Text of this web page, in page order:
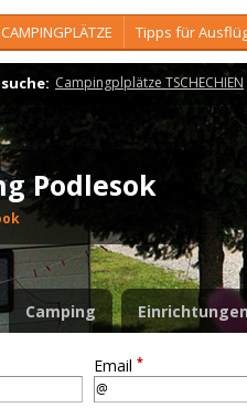
CAMPINGPLÄTZE Tipps für
suche: Campingplplätze TSCHECHIEN
Podlesok
Camping
Email *